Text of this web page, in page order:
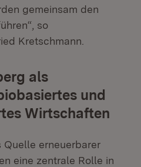
gemeinsam den
so
Kretschmann.
als
und
Wirtschaften
Quelle erneuerbarer
eine zentrale Rolle in